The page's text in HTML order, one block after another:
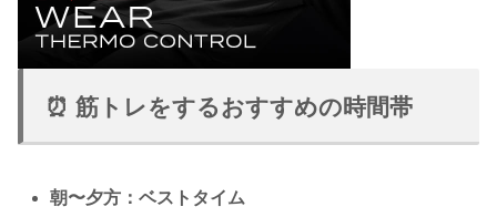
⏰ 筋トレをするおすすめの時間帯
朝〜夕方：ベストタイム